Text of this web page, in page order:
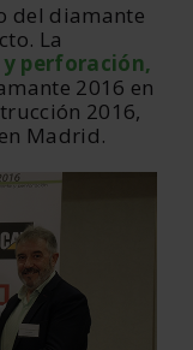
del diamante
La
perforación,
2016 en
2016,
Madrid.